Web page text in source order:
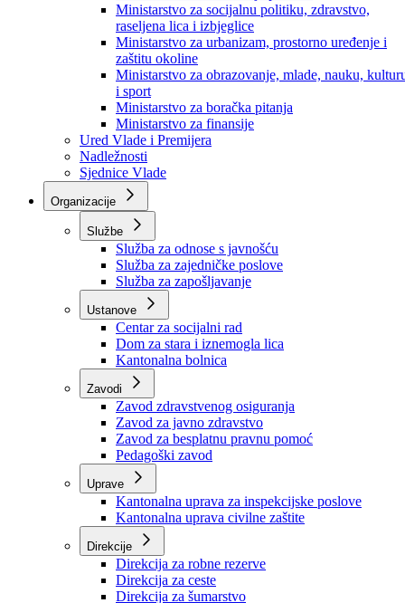
Ministarstvo za privredu
Ministarstvo za pravosuđe, upravu i radne odnose
Ministarstvo za unutrašnje poslove
Ministarstvo za socijalnu politiku, zdravstvo,
raseljena lica i izbjeglice
Ministarstvo za urbanizam, prostorno uređenje i
zaštitu okoline
Ministarstvo za obrazovanje, mlade, nauku,
i sport
Ministarstvo za boračka pitanja
Ministarstvo za finansije
Ured Vlade i Premijera
Nadležnosti
Sjednice Vlade
Organizacije
Službe
Služba za odnose s javnošću
Služba za zajedničke poslove
Služba za zapošljavanje
Ustanove
Centar za socijalni rad
Dom za stara i iznemogla lica
Kantonalna bolnica
Zavodi
Zavod zdravstvenog osiguranja
Zavod za javno zdravstvo
Zavod za besplatnu pravnu pomoć
Pedagoški zavod
Kantonalna uprava za inspekcijske poslove
Kantonalna uprava civilne zaštite
Direkcije